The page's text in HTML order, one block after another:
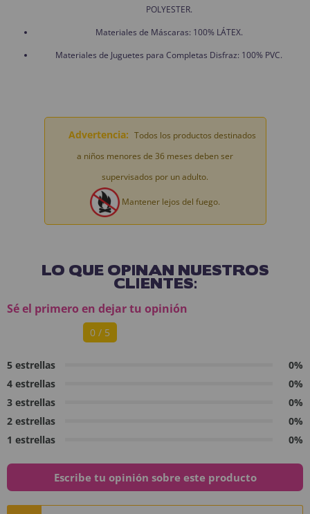
POLYESTER.
Materiales de Máscaras: 100% LÁTEX.
Materiales de Juguetes para Completas Disfraz: 100% PVC.
Advertencia: Todos los productos destinados
a niños menores de 36 meses deben ser
supervisados por un adulto.
Mantener lejos del fuego.
LO QUE OPINAN NUESTROS
CLIENTES:
Sé el primero en dejar tu opinión
0 / 5
5 estrellas
0%
4 estrellas
0%
3 estrellas
0%
2 estrellas
0%
1 estrellas
0%
Escribe tu opinión sobre este producto